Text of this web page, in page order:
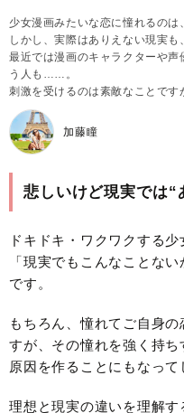
少女漫画みたいな恋に憧れるのは
しかし、実際はありえない現実も
最近では漫画のキャラクターや声
う人も……。
刺激を受けるのは素敵なことで
加藤瞳
悲しいけど現実では“
ドキドキ・ワクワクする
「現実でもこんなことな
です。
もちろん、憧れてご自身
すが、その憧れを強く持
原因を作ることにもなって
理想と現実の違いを理解す